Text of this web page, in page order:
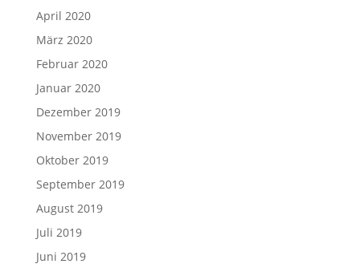
April 2020
März 2020
Februar 2020
Januar 2020
Dezember 2019
November 2019
Oktober 2019
September 2019
August 2019
Juli 2019
Juni 2019